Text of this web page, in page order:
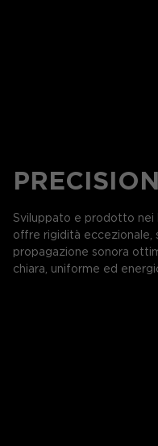
Sviluppato e prodotto nei
offre rigidità
propagazione sonora
chiara, uniforme ed